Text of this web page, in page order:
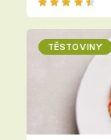
TĚSTOVINY